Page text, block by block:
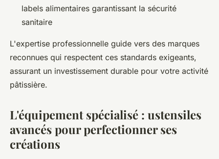
labels alimentaires garantissant la sécurité
sanitaire
L'expertise professionnelle guide vers des marques
reconnues qui respectent ces standards exigeants,
assurant un investissement durable pour votre activité
pâtissière.
L'équipement spécialisé : ustensiles
avancés pour perfectionner ses
créations